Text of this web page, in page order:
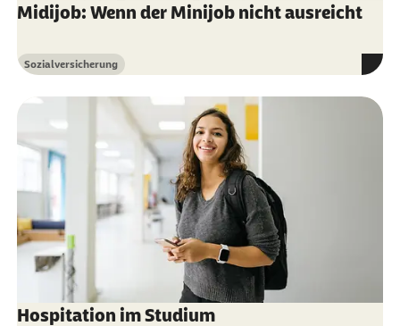
Midijob: Wenn der Minijob nicht ausreicht
Kategorie
Sozialversicherung
Hospitation im Studium